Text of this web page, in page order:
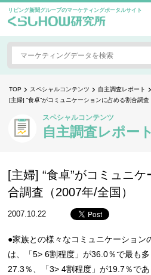
リビング新聞グループのマーケティングポータルサイト
TOP スペシャルコンテンツ
自主調査レポート
[主婦] “食卓”がコミュニケーションに占める割合調査
スペシャルコンテンツ
自主調査レポート
[主婦] “食卓”がコミュニ
合調査（2007年/全国）
2007.10.22
●家族との様々なコミュニケーション
は、「5> 6割程度」が36.0％で最も
27.3％、「3> 4割程度」が19.7％であ